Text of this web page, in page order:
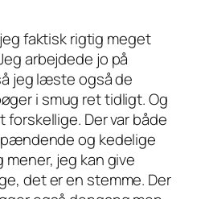
faktisk rigtig meget
arbejdede jo på
jeg læste også de
i smug ret tidligt. Og
forskellige. Der var både
og kedelige
jeg kan give
det er en stemme. Der